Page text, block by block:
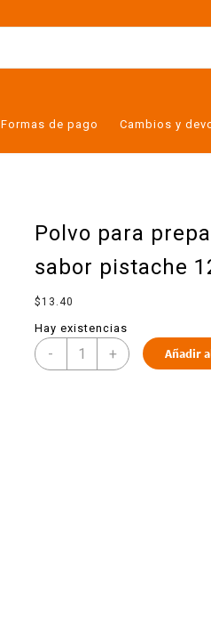
Formas de pago Cambios y
Polvo para
sabor pistache
$ 13.40
Hay existencias
- + Añadir